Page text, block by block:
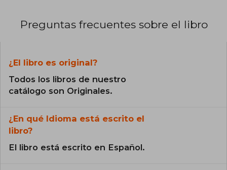
Preguntas frecuentes sobre el libro
¿El libro es original?
Todos los libros de nuestro
catálogo son Originales.
¿En qué Idioma está escrito el
libro?
El libro está escrito en Español.